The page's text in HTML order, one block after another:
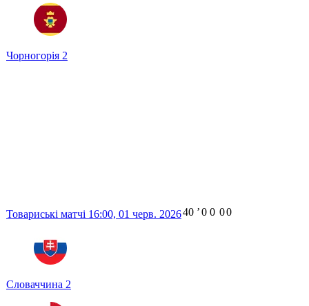
Чорногорія 2
Товариські матчі 16:00, 01 черв. 2026
Словаччина 2
40 ʼ0 0 00